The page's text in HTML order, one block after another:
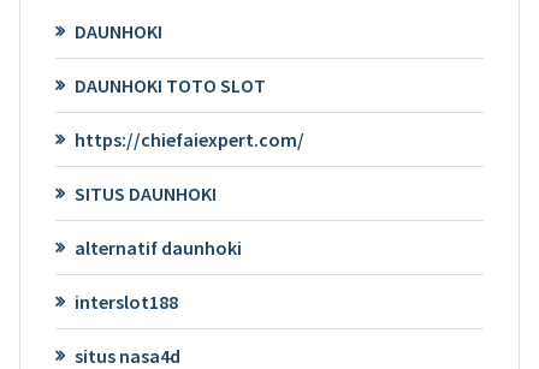
DAUNHOKI
DAUNHOKI TOTO SLOT
https://chiefaiexpert.com/
SITUS DAUNHOKI
alternatif daunhoki
interslot188
situs nasa4d